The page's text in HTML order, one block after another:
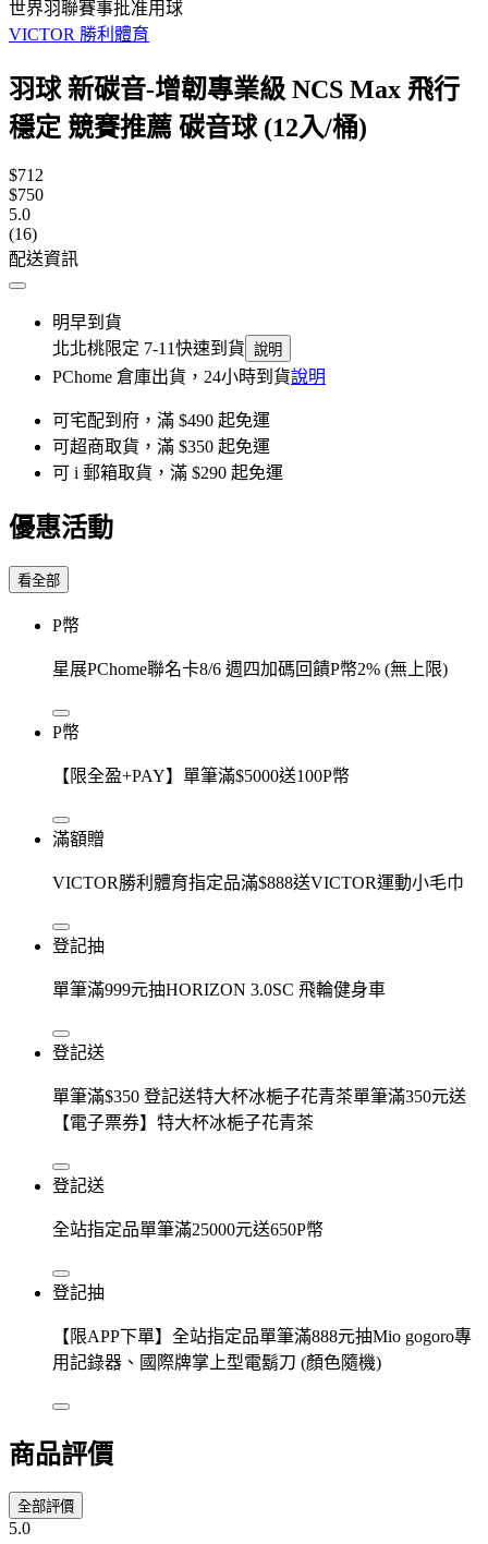
世界羽聯賽事批准用球
VICTOR 勝利體育
羽球 新碳音-增韌專業級 NCS Max 飛行
穩定 競賽推薦 碳音球 (12入/桶)
$712
$750
5.0
(16)
配送資訊
明早到貨
北北桃限定 7-11快速到貨 說明
PChome 倉庫出貨，24小時到貨說明
可宅配到府，滿 $490 起免運
可超商取貨，滿 $350 起免運
可 i 郵箱取貨，滿 $290 起免運
優惠活動
看全部
P幣
星展PChome聯名卡8/6 週四加碼回饋P幣2% (無上限)
P幣
【限全盈+PAY】單筆滿$5000送100P幣
滿額贈
VICTOR勝利體育指定品滿$888送VICTOR運動小毛巾
登記抽
單筆滿999元抽HORIZON 3.0SC 飛輪健身車
登記送
單筆滿$350 登記送特大杯冰梔子花青茶單筆滿350元送
【電子票券】特大杯冰梔子花青茶
登記送
全站指定品單筆滿25000元送650P幣
登記抽
【限APP下單】全站指定品單筆滿888元抽Mio gogoro專
用記錄器、國際牌掌上型電鬍刀 (顏色隨機)
商品評價
全部評價
5.0